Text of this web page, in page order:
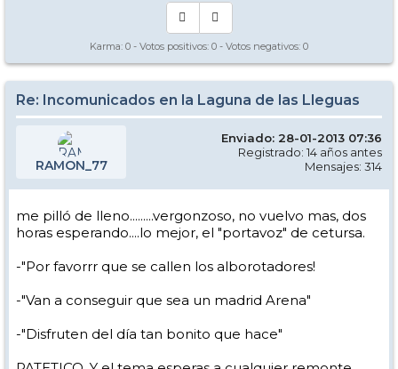
Karma: 0 - Votos positivos: 0 - Votos negativos: 0
Re: Incomunicados en la Laguna de las Lleguas
RAMON_77
Enviado: 28-01-2013 07:36
Registrado: 14 años antes
Mensajes: 314
me pilló de lleno.........vergonzoso, no vuelvo mas, dos
horas esperando....lo mejor, el "portavoz" de cetursa.
-"Por favorrr que se callen los alborotadores!
-"Van a conseguir que sea un madrid Arena"
-"Disfruten del día tan bonito que hace"